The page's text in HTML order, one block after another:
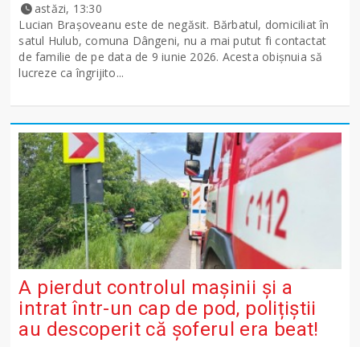
astăzi, 13:30
Lucian Brașoveanu este de negăsit. Bărbatul, domiciliat în
satul Hulub, comuna Dângeni, nu a mai putut fi contactat
de familie de pe data de 9 iunie 2026. Acesta obișnuia să
lucreze ca îngrijito...
A pierdut controlul mașinii și a
intrat într-un cap de pod, polițiștii
au descoperit că șoferul era beat!